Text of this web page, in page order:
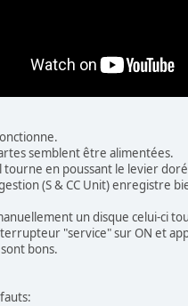
semblent être alimentées.
tourne en poussant le levier
(S & CC Unit) enregistre
un disque celui-ci
"service" sur ON et
bons.